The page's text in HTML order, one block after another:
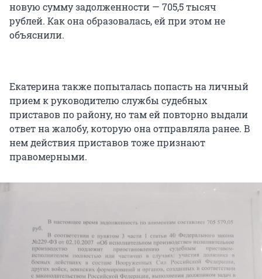
новую сумму задолженности — 705,5 тысяч
рублей. Как она образовалась, ей при этом не
объяснили.
Екатерина также попыталась попасть на личный
прием к руководителю службы судебных
приставов по району, но там ей повторно выдали
ответ на жалобу, которую она отправляла ранее. В
нем действия приставов тоже признают
правомерными.